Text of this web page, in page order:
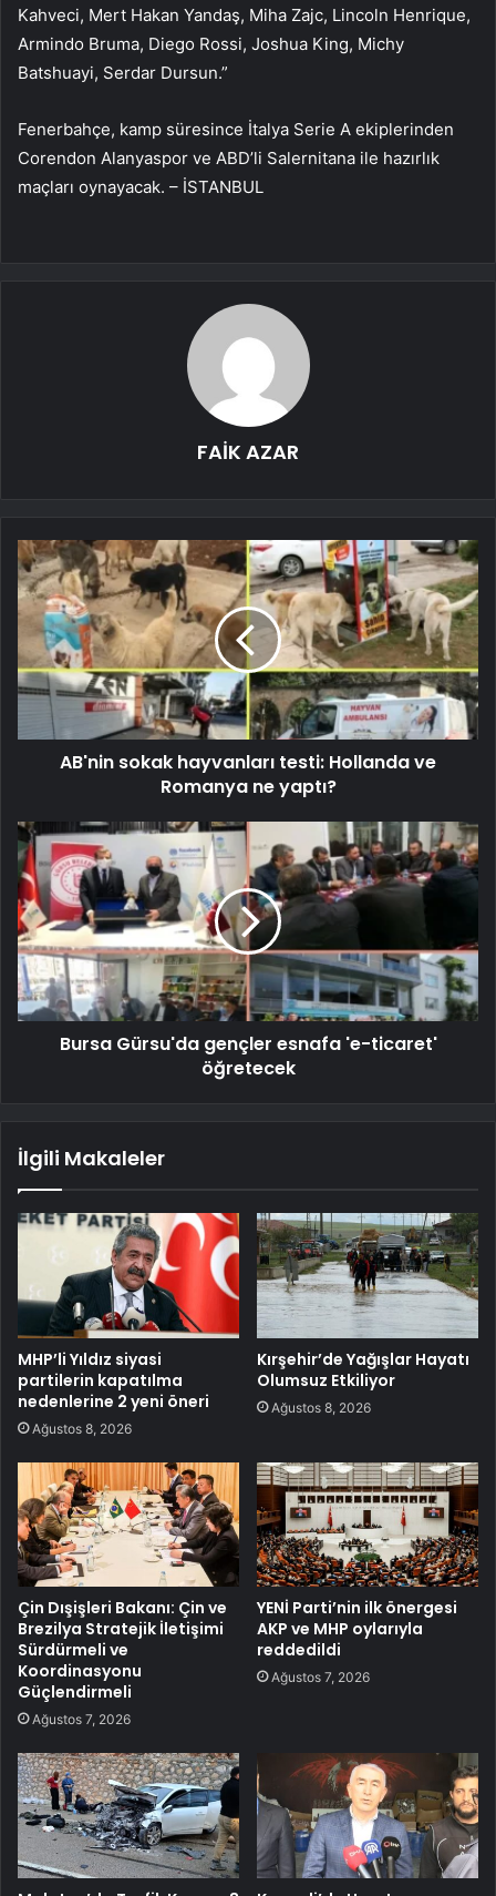
Kahveci, Mert Hakan Yandaş, Miha Zajc, Lincoln Henrique,
Armindo Bruma, Diego Rossi, Joshua King, Michy
Batshuayi, Serdar Dursun.”
Fenerbahçe, kamp süresince İtalya Serie A ekiplerinden
Corendon Alanyaspor ve ABD’li Salernitana ile hazırlık
maçları oynayacak. – İSTANBUL
FAİK AZAR
AB'nin sokak hayvanları testi: Hollanda ve
Romanya ne yaptı?
Bursa Gürsu'da gençler esnafa 'e-ticaret'
öğretecek
İlgili Makaleler
MHP’li Yıldız siyasi
partilerin kapatılma
nedenlerine 2 yeni öneri
Ağustos 8, 2026
Kırşehir’de Yağışlar Hayatı
Olumsuz Etkiliyor
Ağustos 8, 2026
Çin Dışişleri Bakanı: Çin ve
Brezilya Stratejik İletişimi
Sürdürmeli ve
Koordinasyonu
Güçlendirmeli
Ağustos 7, 2026
YENİ Parti’nin ilk önergesi
AKP ve MHP oylarıyla
reddedildi
Ağustos 7, 2026